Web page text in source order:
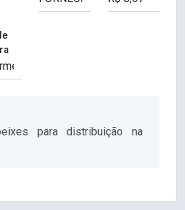
para distribuição na